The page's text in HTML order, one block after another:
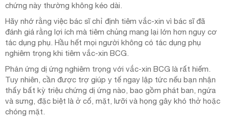
chứng này thường không kéo dài.
Hãy nhớ rằng việc bác sĩ chỉ định tiêm vắc-xin vì bác sĩ đã
đánh giá rằng lợi ích mà tiêm chủng mang lại lớn hơn nguy cơ
tác dụng phụ. Hầu hết mọi người không có tác dụng phụ
nghiêm trọng khi tiêm vắc-xin BCG.
Phản ứng dị ứng nghiêm trọng với vắc-xin BCG là rất hiếm.
Tuy nhiên, cần được trợ giúp y tế ngay lập tức nếu bạn nhận
thấy bất kỳ triệu chứng dị ứng nào, bao gồm phát ban, ngứa
và sưng, đặc biệt là ở cổ, mặt, lưỡi và họng gây khó thở hoặc
chóng mặt.